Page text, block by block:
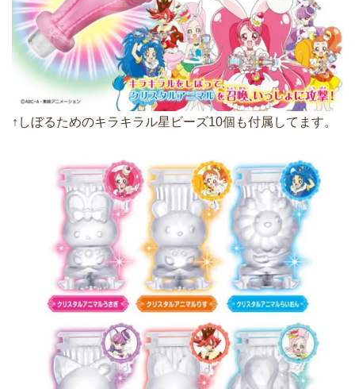
↑しぼるためのキラキラル星ビーズ10個も付属してます。